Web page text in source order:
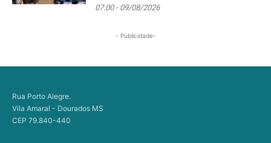
07:00 - 09/08/2026
- Publicidade-
Rua Porto Alegre.
Vila Amaral - Dourados MS
CEP 79.840-440